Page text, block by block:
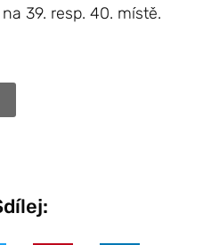
39. resp. 40. místě.